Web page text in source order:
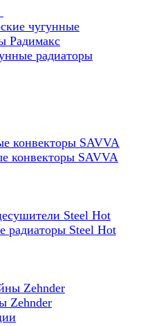
чугунные
Радимакс
радиаторы
конвекторы SAVVA
конвекторы SAVVA
Steel Hot
радиаторы Steel Hot
Zehnder
Zehnder